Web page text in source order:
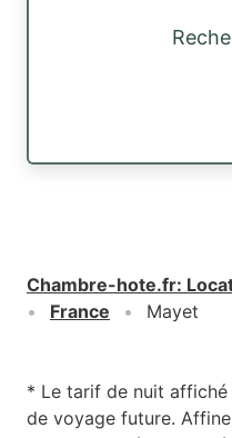
Chambre-hote.fr:
France
Mayet
* Le tarif de nuit
de voyage future.